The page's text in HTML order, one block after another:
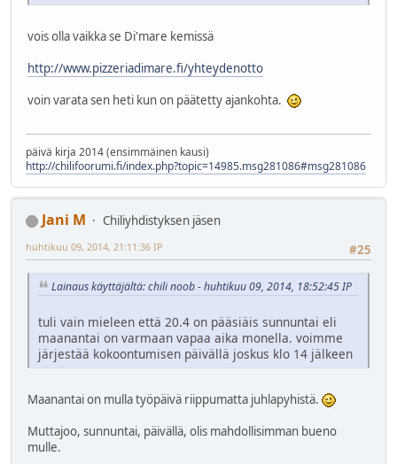
vois olla vaikka se Di'mare kemissä
http://www.pizzeriadimare.fi/yhteydenotto
voin varata sen heti kun on päätetty ajankohta.
päivä kirja 2014 (ensimmäinen kausi)
http://chilifoorumi.fi/index.php?topic=14985.msg281086#msg281086
Jani M
Chiliyhdistyksen jäsen
#25
huhtikuu 09, 2014, 21:11:36 IP
Lainaus käyttäjältä: chili noob - huhtikuu 09, 2014, 18:52:45 IP
tuli vain mieleen että 20.4 on pääsiäis sunnuntai eli
maanantai on varmaan vapaa aika monella. voimme
järjestää kokoontumisen päivällä joskus klo 14 jälkeen
Maanantai on mulla työpäivä riippumatta juhlapyhistä.
Muttajoo, sunnuntai, päivällä, olis mahdollisimman bueno
mulle.